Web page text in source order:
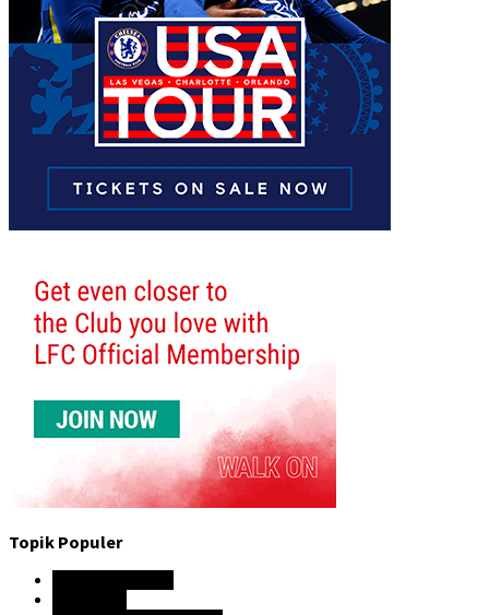
Topik Populer